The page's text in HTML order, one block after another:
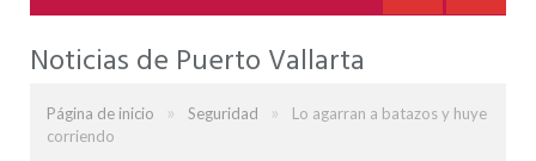
Noticias de Puerto Vallarta
Página de inicio » Seguridad »
Lo agarran a batazos y huye
corriendo